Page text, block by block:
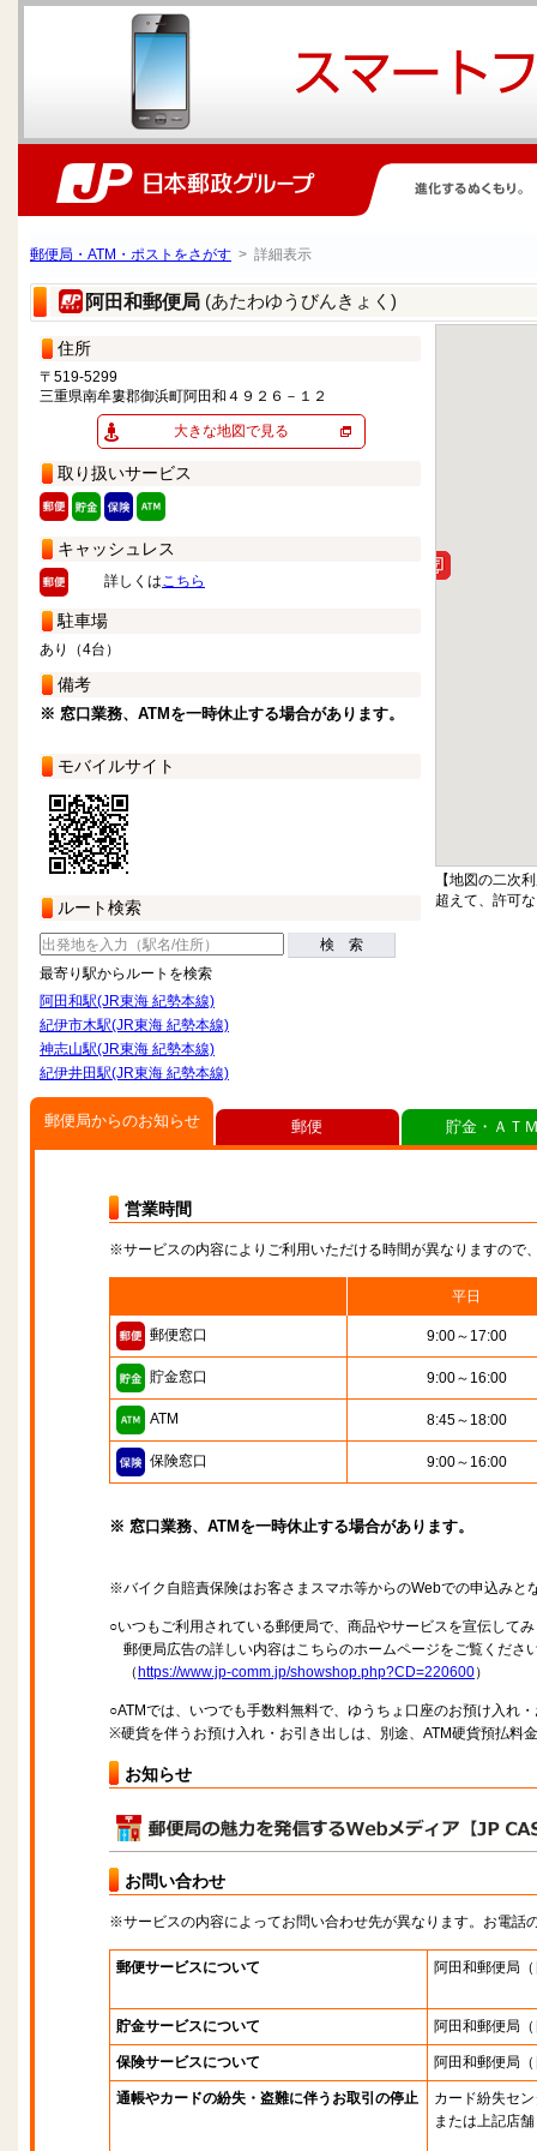
郵便局・ATM・ポストをさがす > 詳細表示
阿田和郵便局 (あたわゆうびんきょく)
住所
〒519-5299
三重県南牟婁郡御浜町阿田和４９２６－１２
大きな地図で見る
取り扱いサービス
キャッシュレス
詳しくはこちら
駐車場
あり（4台）
備考
※ 窓口業務、ATMを一時休止する場合があります。
モバイルサイト
ルート検索
検 索
最寄り駅からルートを検索
阿田和駅(JR東海 紀勢本線)
紀伊市木駅(JR東海 紀勢本線)
神志山駅(JR東海 紀勢本線)
紀伊井田駅(JR東海 紀勢本線)
【地図の二次
超えて、許可
郵便局からのお知らせ
営業時間
※サービスの内容によりご利用いただける時間が異なりますので
平日
郵便窓口 9:00～17:00
貯金窓口 9:00～16:00
ATM 8:45～18:00
保険窓口 9:00～16:00
※ 窓口業務、ATMを一時休止する場合があります。
※バイク自賠責保険はお客さまスマホ等からのWebでの申込みと
○いつもご利用されている郵便局で、商品やサービスを宣伝して
郵便局広告の詳しい内容はこちらのホームページをご覧くださ
（ https://www.jp-comm.jp/showshop.php?CD=220600）
○ATMでは、いつでも手数料無料で、ゆうちょ口座のお預け入れ
※硬貨を伴うお預け入れ・お引き出しは、別途、ATM硬貨預払料
お知らせ
お問い合わせ
※サービスの内容によってお問い合わせ先が異なります。お電話
郵便サービスについて 阿田和郵便局
貯金サービスについて 阿田和郵便局
保険サービスについて 阿田和郵便局
通帳やカードの紛失・盗難に伴うお取引の停止
カード紛失セ
または上記店舗
郵便 貯金・ＡＴ